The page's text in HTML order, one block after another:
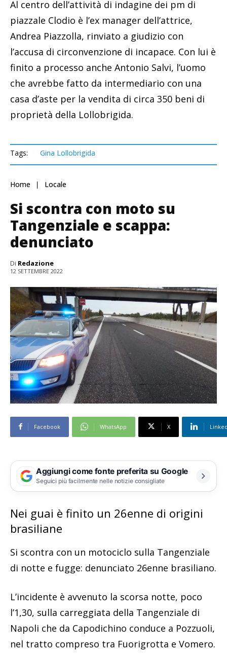
Al centro dell’attività di indagine dei pm di
piazzale Clodio è l’ex manager dell’attrice,
Andrea Piazzolla, rinviato a giudizio con
l’accusa di circonvenzione di incapace. Con lui è
finito a processo anche Antonio Salvi, l’uomo
che avrebbe fatto da intermediario con una
casa d’aste per la vendita di circa 350 beni di
proprietà della Lollobrigida.
Tags: Gina Lollobrigida
Home Locale
Si scontra con moto su
Tangenziale e scappa:
denunciato
Di Redazione
12 SETTEMBRE 2022
Facebook WhatsApp X
Aggiungi come fonte preferita su Google
Seguici più facilmente nelle notizie consigliate
Nei guai è finito un 26enne di origini
brasiliane
Si scontra con un motociclo sulla Tangenziale
di notte e fugge: denunciato 26enne brasiliano.
L’incidente è avvenuto la scorsa notte, poco
l’1,30, sulla carreggiata della Tangenziale di
Napoli che da Capodichino conduce a Pozzuoli,
nel tratto compreso tra Fuorigrotta e Vomero.